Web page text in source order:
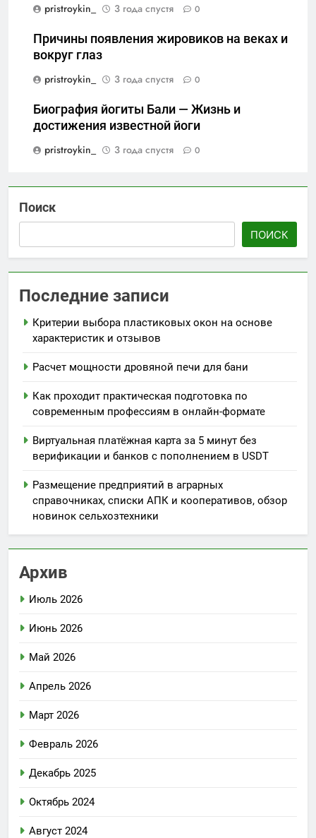
pristroykin_
3 года спустя 0
Причины появления жировиков на веках и
вокруг глаз
pristroykin_
3 года спустя 0
Биография йогиты Бали — Жизнь и
достижения известной йоги
pristroykin_
3 года спустя 0
Поиск
ПОИСК
Последние записи
Критерии выбора пластиковых окон на основе
характеристик и отзывов
Расчет мощности дровяной печи для бани
Как проходит практическая подготовка по
современным профессиям в онлайн-формате
Виртуальная платёжная карта за 5 минут без
верификации и банков с пополнением в USDT
Размещение предприятий в аграрных
справочниках, списки АПК и кооперативов, обзор
новинок сельхозтехники
Архив
Июль 2026
Июнь 2026
Май 2026
Апрель 2026
Март 2026
Февраль 2026
Декабрь 2025
Октябрь 2024
Август 2024